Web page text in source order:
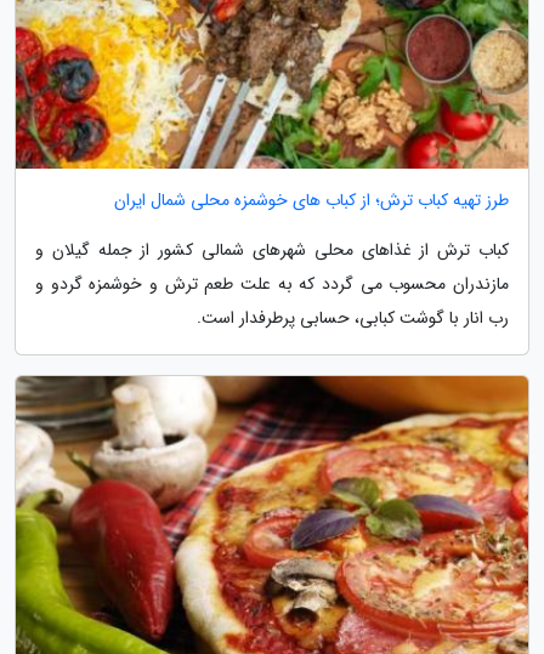
طرز تهیه کباب ترش؛ از کباب های خوشمزه محلی شمال ایران
کباب ترش از غذاهای محلی شهرهای شمالی کشور از جمله گیلان و
مازندران محسوب می گردد که به علت طعم ترش و خوشمزه گردو و
رب انار با گوشت کبابی، حسابی پرطرفدار است.